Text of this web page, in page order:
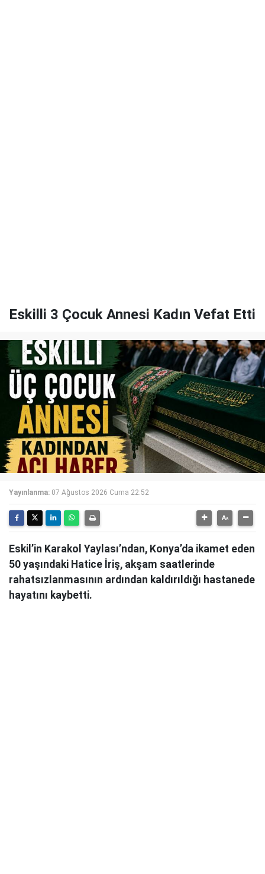
Eskilli 3 Çocuk Annesi Kadın Vefat Etti
Yayınlanma: 07 Ağustos 2026 Cuma 22:52
Eskil’in Karakol Yaylası’ndan, Konya’da ikamet eden
50 yaşındaki Hatice İriş, akşam saatlerinde
rahatsızlanmasının ardından kaldırıldığı hastanede
hayatını kaybetti.